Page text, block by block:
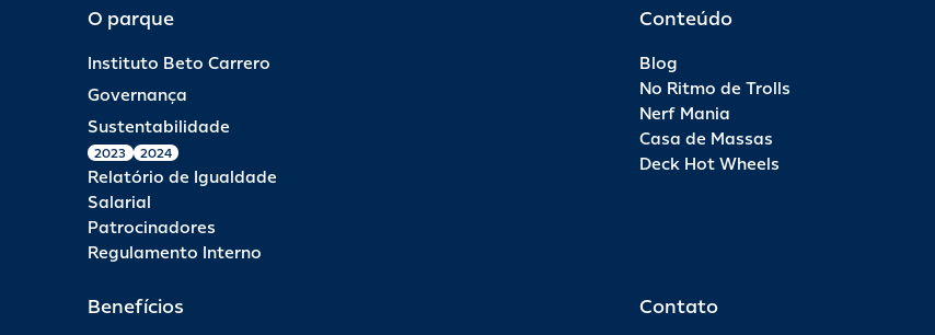
O parque
Instituto Beto Carrero
Governança
Sustentabilidade
2023 2024
Relatório de Igualdade
Salarial
Patrocinadores
Regulamento Interno
Conteúdo
Blog
No Ritmo de Trolls
Nerf Mania
Casa de Massas
Deck Hot Wheels
Benefícios Contato